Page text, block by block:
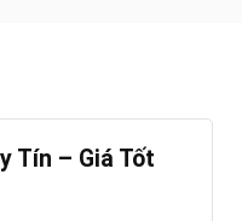
Tín – Giá Tốt